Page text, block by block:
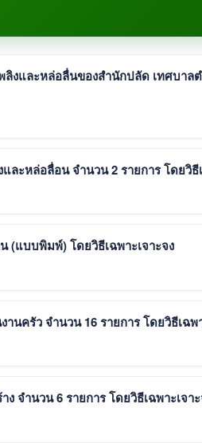
งและหล่อลื่นของสำนักปลัด เทศบาล
ละหล่อลื่อน จำนวน 2 รายการ โดยวิธี
(แบบพิมพ์) โดยวิธีเฉพาะเจาะจง
นครัว จำนวน 16 รายการ โดยวิธีเฉพ
ประกาศผู้ชนะการเสนอราคา จัดซื้อวัสดุก่อสร้าง จำนวน 6 รายการ โดยวิธีเฉ